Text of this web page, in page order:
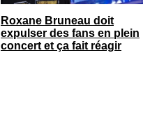
Roxane Bruneau doit
expulser des fans en plein
concert et ça fait réagir